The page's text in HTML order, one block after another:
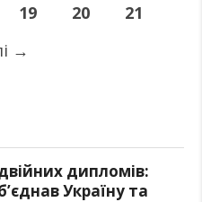
19 20
21
→
дипломів:
Україну та